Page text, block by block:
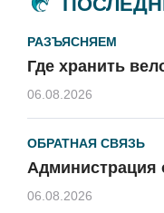
РАЗЪЯСНЯЕМ
Где хранить
06.08.2026
ОБРАТНАЯ СВЯЗЬ
Администрация
06.08.2026